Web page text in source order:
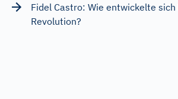
Fidel Castro: Wie entwickelte
Revolution?